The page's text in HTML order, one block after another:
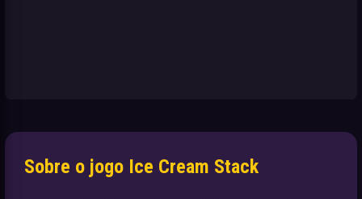
Sobre o jogo Ice Cream Stack